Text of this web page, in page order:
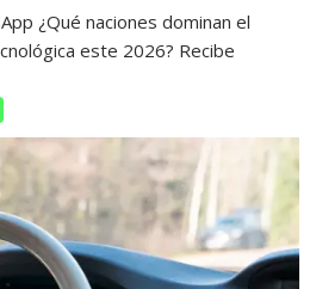
¿Qué naciones dominan el
este 2026? Recibe